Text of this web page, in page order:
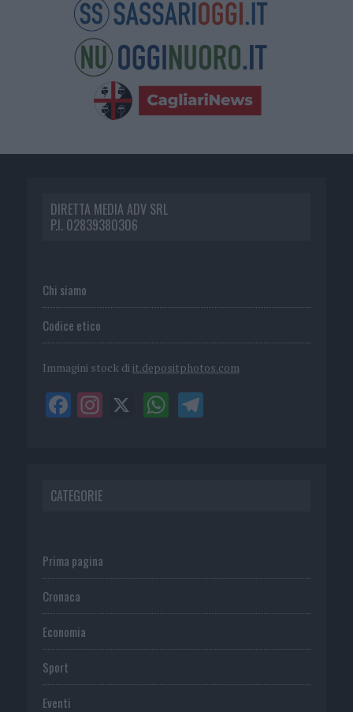
DIRETTA MEDIA ADV SRL
P.I. 02839380306
Chi siamo
Codice etico
Immagini stock di it.depositphotos.com
CATEGORIE
Prima pagina
Cronaca
Economia
Sport
Eventi